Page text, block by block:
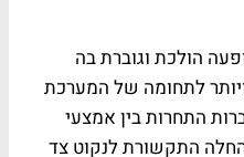
הולכת וגוברת בה
לתחומה של המערכת
התחרות בין אמצעי
התקשורת לנקוט צד